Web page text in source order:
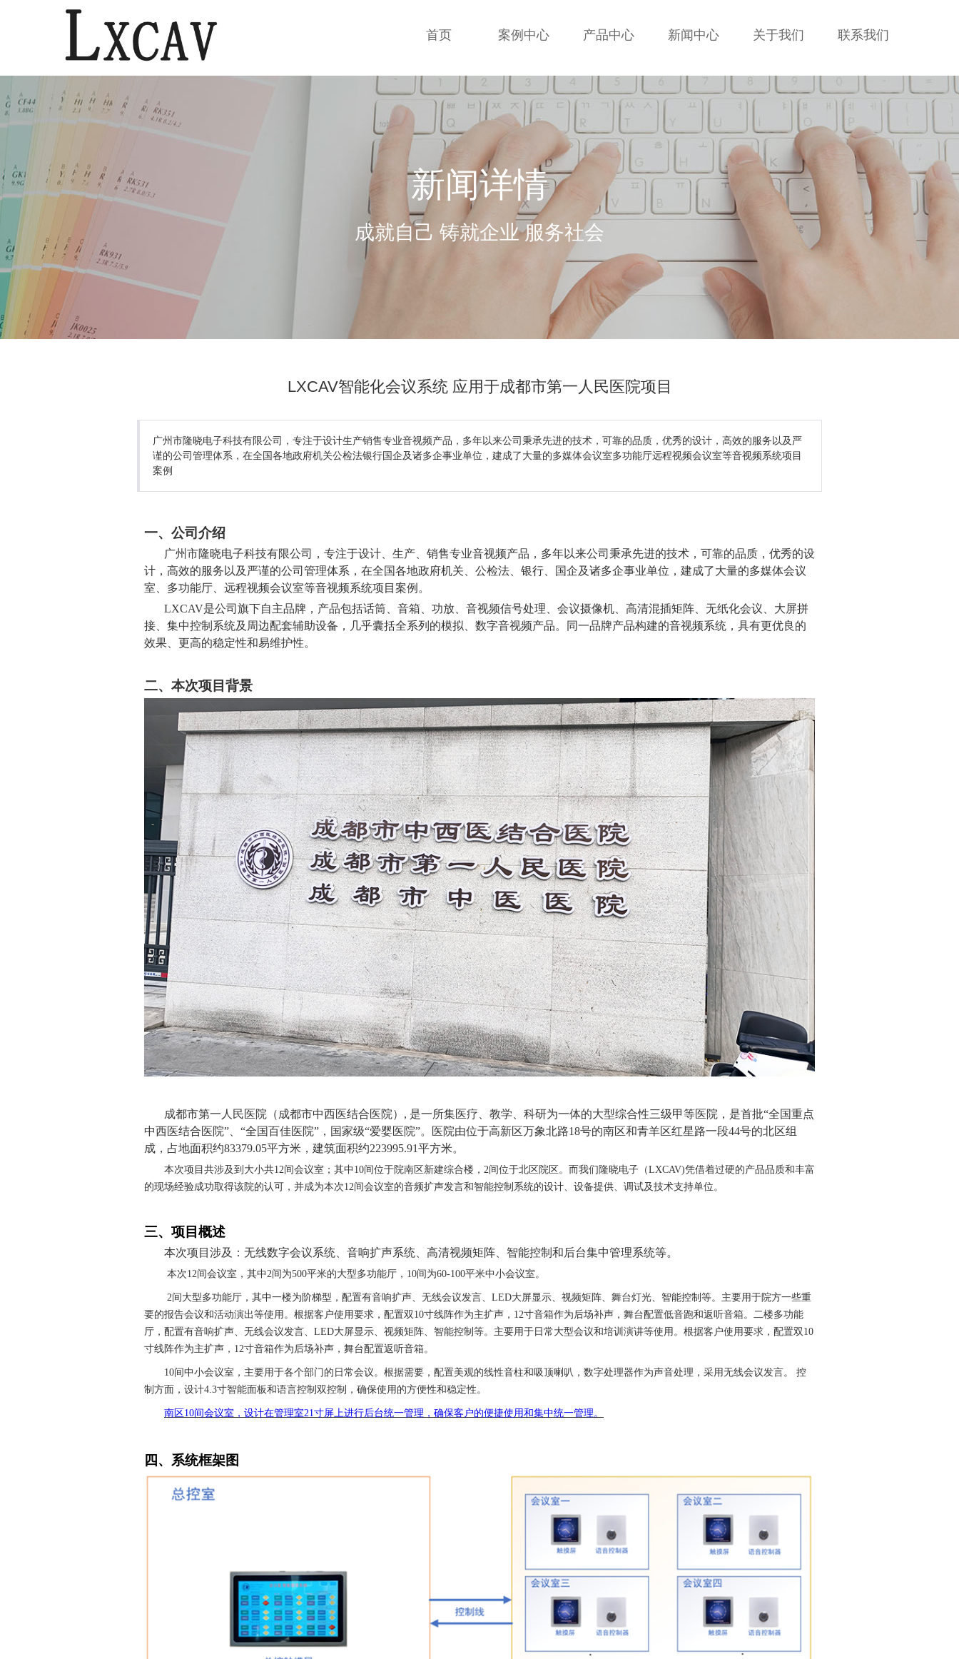
首页 案例中心 产品中心 新闻中心 关于我们 联系我们
新闻详情
成就自己 铸就企业 服务社会
LXCAV智能化会议系统 应用于成都市第一人民医院项目
广州市隆晓电子科技有限公司，专注于设计生产销售专业音视频产品，多年以来公司秉承先进的技术，可靠的品质，优秀的设计，高效的服务以及严
谨的公司管理体系，在全国各地政府机关公检法银行国企及诸多企事业单位，建成了大量的多媒体会议室多功能厅远程视频会议室等音视频系统项目
案例
一、 公司介绍
广州市隆晓电子科技有限公司，专注于设计、生产、销售专业音视频产品，多年以来公司秉承先进的技术，可靠的品质，优秀的设
计，高效的服务以及严谨的公司管理体系，在全国各地政府机关、公检法、银行、国企及诸多企事业单位，建成了大量的多媒体会议
室、多功能厅、远程视频会议室等音视频系统项目案例。
LXCAV是公司旗下自主品牌，产品包括话筒、音箱、功放、音视频信号处理、会议摄像机、高清混插矩阵、无纸化会议、大屏拼
接、集中控制系统及周边配套辅助设备，几乎囊括全系列的模拟、数字音视频产品。同一品牌产品构建的音视频系统，具有更优良的
效果、更高的稳定性和易维护性。
二、本次项目背景
成都市第一人民医院（成都市中西医结合医院） , 是一所集医疗、教学、科研为一体的大型综合性三级甲等医院，是首批“全国重点
中西医结合医院”、“全国百佳医院”，国家级“爱婴医院”。医院由位于高新区万象北路18号的南区和青羊区红星路一段44号的北区组
成，占地面积约83379.05平方米，建筑面积约223995.91平方米。
本次项目共涉及到大小共12间会议室；其中 10间位于院南区新建综合楼， 2间位于北区院区。而我们隆晓电子（LXCAV)凭借着过硬的产品品质和丰富
的现场经验成功取得该院的认可，并成为本次12间会议室的音频扩声发言和智能控制系统的设计、设备提供、调试及技术支持单位。
三、项目概述
本次项目涉及：无线数字会议系统、音响扩声系统、高清视频矩阵、智能控制和后台集中管理系统等。
本次12间会议室，其中2间为500平米的大型多功能厅， 10间为60-100平米中小会议室。
2间大型多功能厅，其中一楼为阶梯型，配置有音响扩声、无线会议发言、 LED大屏显示、视频矩阵、舞台灯光、智能控制等。主要用于院方一些重
要的报告会议和活动演出等使用。根据客户使用要求，配置双 10寸线阵作为主扩声， 12寸音箱作为后场补声，舞台配置低音跑和返听音箱。二楼多功能
厅，配置有音响扩声、无线会议发言、 LED大屏显示、视频矩阵、智能控制等。主要用于日常大型会议和培训演讲等使用。根据客户使用要求，配置双 10
寸线阵作为主扩声， 12寸音箱作为后场补声，舞台配置返听音箱。
10间中小会议室，主要用于各个部门的日常会议。根据需要，配置美观的线性音柱和吸顶喇叭，数字处理器作为声音处理，采用无线会议发言。 控
制方面，设计4.3寸智能面板和语言控制双控制，确保使用的方便性和稳定性。
南区 10间会议室，设计在管理室21寸屏上进行后台统一管理，确保客户的便捷使用和集中统一管理。
四、 系统框架图